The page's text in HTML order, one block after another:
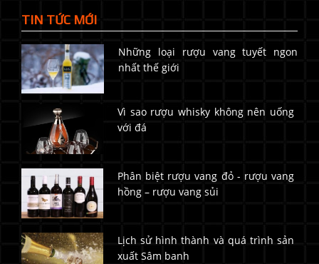
TIN TỨC MỚI
Những loại rượu vang tuyết ngon
nhất thế giới
Vì sao rượu whisky không nên uống
với đá
Phân biệt rượu vang đỏ - rượu vang
hồng – rượu vang sủi
Lịch sử hình thành và quá trình sản
xuất Sâm banh